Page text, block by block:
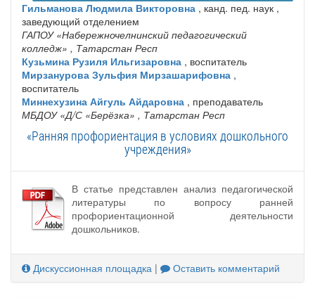
Гильманова Людмила Викторовна , канд. пед. наук ,
заведующий отделением
ГАПОУ «Набережночелнинский педагогический
колледж» , Татарстан Респ
Кузьмина Рузиля Ильгизаровна , воспитатель
Мирзанурова Зульфия Мирзашарифовна ,
воспитатель
Миннехузина Айгуль Айдаровна , преподаватель
МБДОУ «Д/С «Берёзка» , Татарстан Респ
«Ранняя профориентация в условиях дошкольного
учреждения»
В статье представлен анализ педагогической
литературы по вопросу ранней
профориентационной деятельности
дошкольников.
Дискуссионная площадка | Оставить комментарий